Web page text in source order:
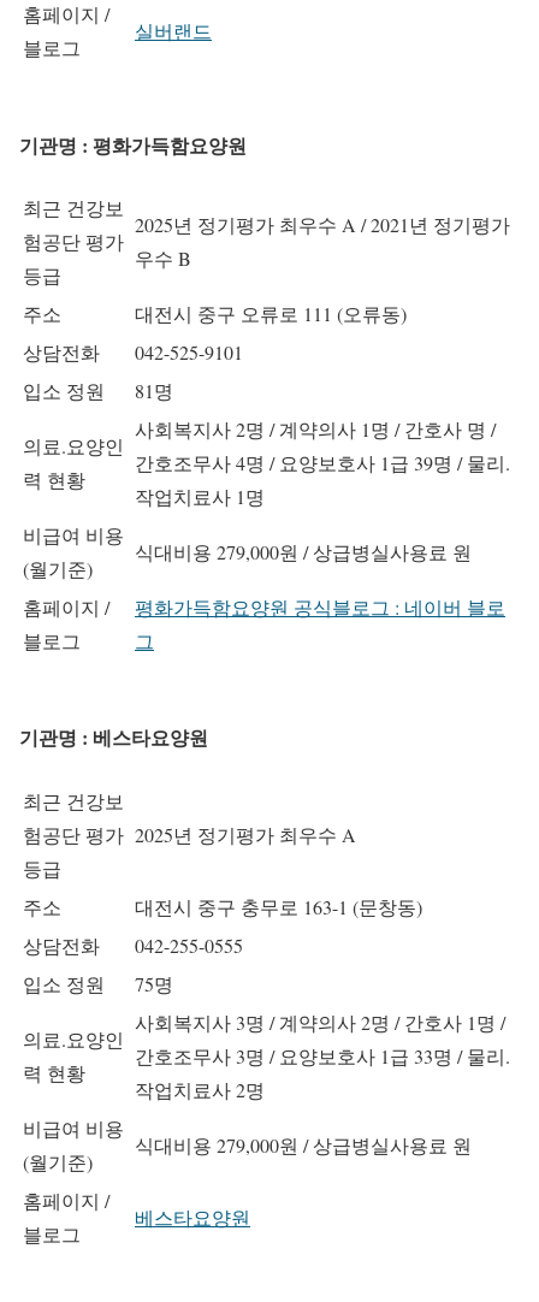
홈페이지 /
블로그
실버랜드
기관명 : 평화가득함요양원
최근 건강보
험공단 평가
등급
2025년 정기평가 최우수 A / 2021년 정기평가
우수 B
주소
대전시 중구 오류로 111 (오류동)
상담전화
042-525-9101
입소 정원
81명
의료.요양인
력 현황
사회복지사 2명 / 계약의사 1명 / 간호사 명 /
간호조무사 4명 / 요양보호사 1급 39명 / 물리.
작업치료사 1명
비급여 비용
(월기준)
식대비용 279,000원 / 상급병실사용료 원
홈페이지 /
블로그
평화가득함요양원 공식블로그 : 네이버 블로
그
기관명 : 베스타요양원
최근 건강보
험공단 평가
등급
2025년 정기평가 최우수 A
주소
대전시 중구 충무로 163-1 (문창동)
상담전화
042-255-0555
입소 정원
75명
의료.요양인
력 현황
사회복지사 3명 / 계약의사 2명 / 간호사 1명 /
간호조무사 3명 / 요양보호사 1급 33명 / 물리.
작업치료사 2명
비급여 비용
(월기준)
식대비용 279,000원 / 상급병실사용료 원
홈페이지 /
블로그
베스타요양원